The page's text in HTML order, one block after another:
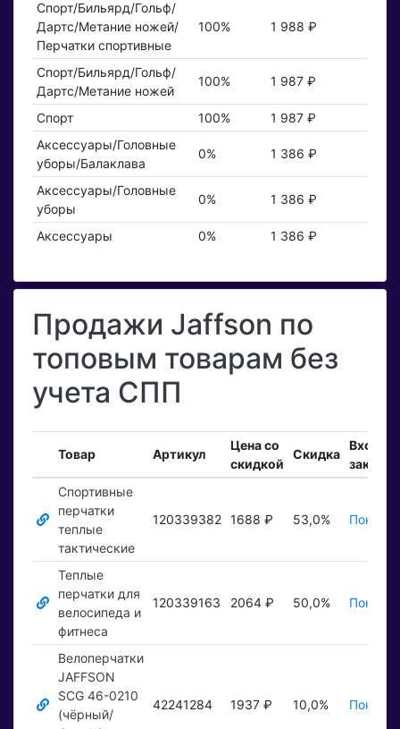
Спорт/Бильярд/Гольф/
Дартс/Метание ножей/
Перчатки спортивные
100% 1 988 ₽
Спорт/Бильярд/Гольф/
Дартс/Метание ножей
100% 1 987 ₽
Спорт 100%
1 987 ₽
Аксессуары/Головные
уборы/Балаклава
0% 1 386 ₽
Аксессуары/Головные
уборы
0% 1 386 ₽
Аксессуары 0% 1 386 ₽
Продажи Jaffson по
топовым товарам без
учета СПП
Товар Артикул
Цена со
скидкой
Скидка
заказы
Спортивные
перчатки
теплые
тактические
120339382 1688 ₽ 53,0%
Теплые
перчатки для
велосипеда и
фитнеса
120339163 2064 ₽ 50,0%
Велоперчатки
JAFFSON
SCG 46-0210
(чёрный/
42241284 1937 ₽ 10,0%